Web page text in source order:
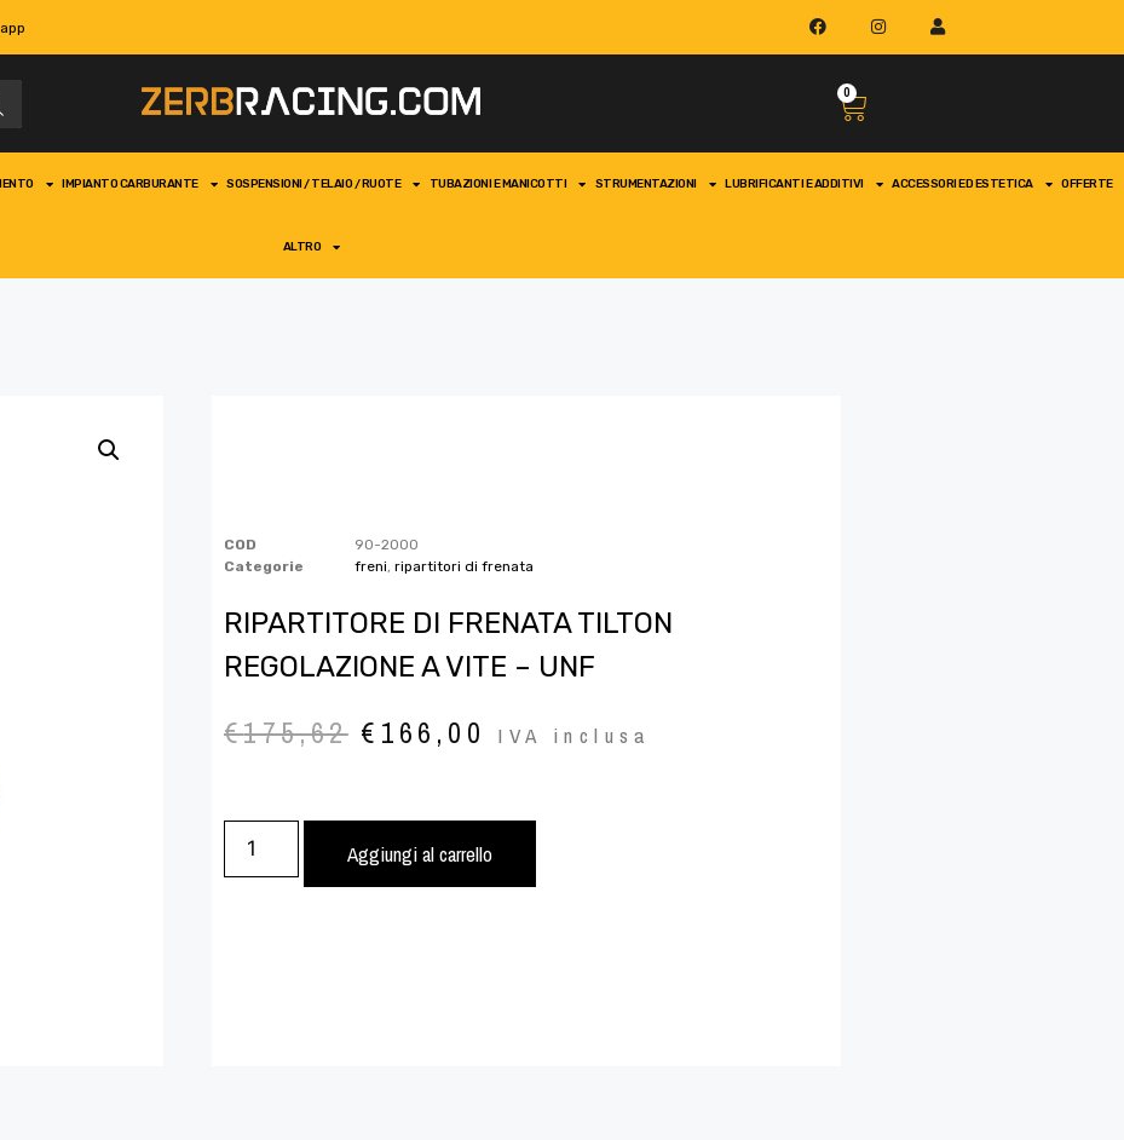
0
IMPIANTO CARBURANTE SOSPENSIONI / TELAIO / RUOTE TUBAZIONI E MANICOTTI STRUMENTAZIONI LUBRIFICANTI E ADDITIVI ACCESSORI ED ESTETICA OFFERTE
ALTRO
COD
90-2000
Categorie
freni, ripartitori di frenata
RIPARTITORE DI FRENATA TILTON
REGOLAZIONE A VITE – UNF
€175,62 € 166,00 IVA inclusa
Aggiungi al carrello